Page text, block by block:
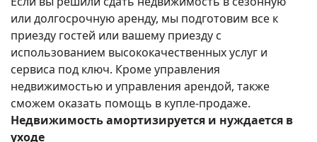
или долгосрочную аренду, мы подготовим все к
приезду гостей или вашему приезду с
использованием высококачественных услуг и
сервиса под ключ. Кроме управления
недвижимостью и управления арендой, также
сможем оказать помощь в купле-продаже.
Недвижимость амортизируется и нуждается в
уходе